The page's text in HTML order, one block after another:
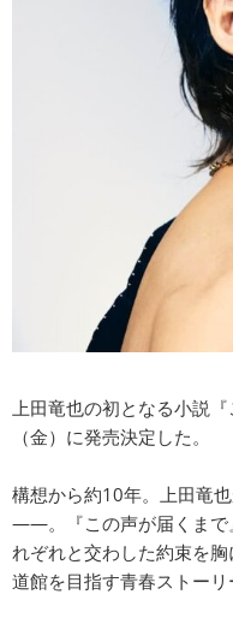
上田竜也の初となる小説
（金）に発売決定した。
構想から約10年。上田竜
――。『この声が届くまで
れぞれと交わした約束を
道館を目指す青春ストーリ